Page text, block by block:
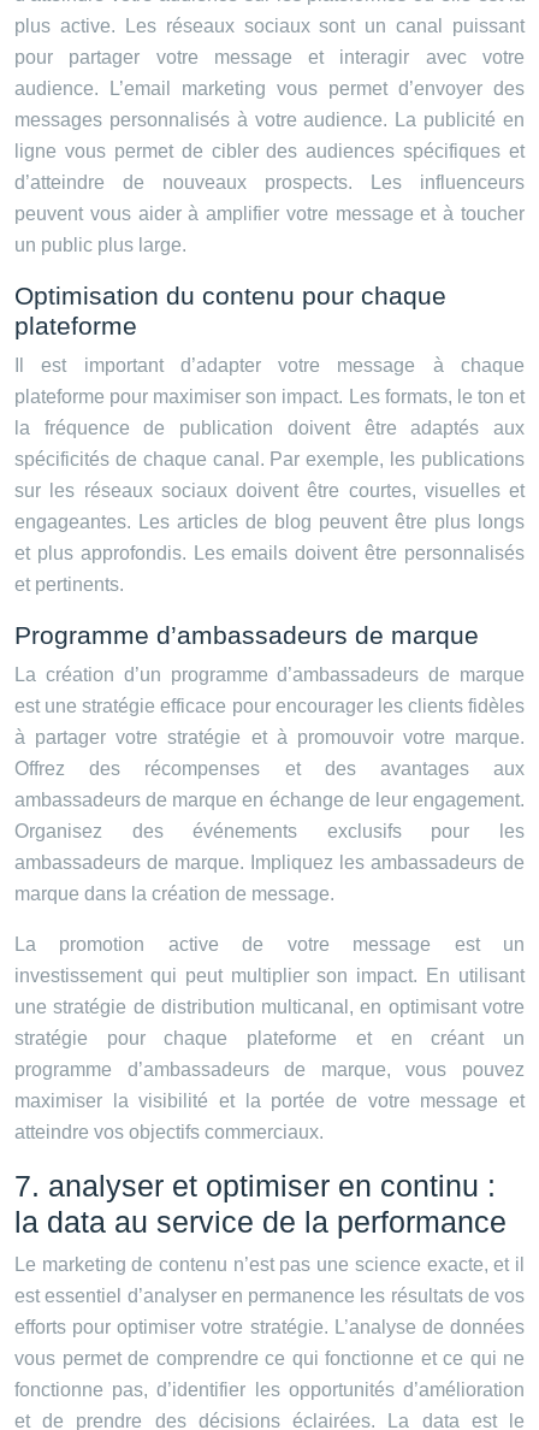
plus active. Les réseaux sociaux sont un canal puissant
pour partager votre message et interagir avec votre
audience. L’email marketing vous permet d’envoyer des
messages personnalisés à votre audience. La publicité en
ligne vous permet de cibler des audiences spécifiques et
d’atteindre de nouveaux prospects. Les influenceurs
peuvent vous aider à amplifier votre message et à toucher
un public plus large.
Optimisation du contenu pour chaque
plateforme
Il est important d’adapter votre message à chaque
plateforme pour maximiser son impact. Les formats, le ton et
la fréquence de publication doivent être adaptés aux
spécificités de chaque canal. Par exemple, les publications
sur les réseaux sociaux doivent être courtes, visuelles et
engageantes. Les articles de blog peuvent être plus longs
et plus approfondis. Les emails doivent être personnalisés
et pertinents.
Programme d’ambassadeurs de marque
La création d’un programme d’ambassadeurs de marque
est une stratégie efficace pour encourager les clients fidèles
à partager votre stratégie et à promouvoir votre marque.
Offrez des récompenses et des avantages aux
ambassadeurs de marque en échange de leur engagement.
Organisez des événements exclusifs pour les
ambassadeurs de marque. Impliquez les ambassadeurs de
marque dans la création de message.
La promotion active de votre message est un
investissement qui peut multiplier son impact. En utilisant
une stratégie de distribution multicanal, en optimisant votre
stratégie pour chaque plateforme et en créant un
programme d’ambassadeurs de marque, vous pouvez
maximiser la visibilité et la portée de votre message et
atteindre vos objectifs commerciaux.
7. analyser et optimiser en continu :
la data au service de la performance
Le marketing de contenu n’est pas une science exacte, et il
est essentiel d’analyser en permanence les résultats de vos
efforts pour optimiser votre stratégie. L’analyse de données
vous permet de comprendre ce qui fonctionne et ce qui ne
fonctionne pas, d’identifier les opportunités d’amélioration
et de prendre des décisions éclairées. La data est le